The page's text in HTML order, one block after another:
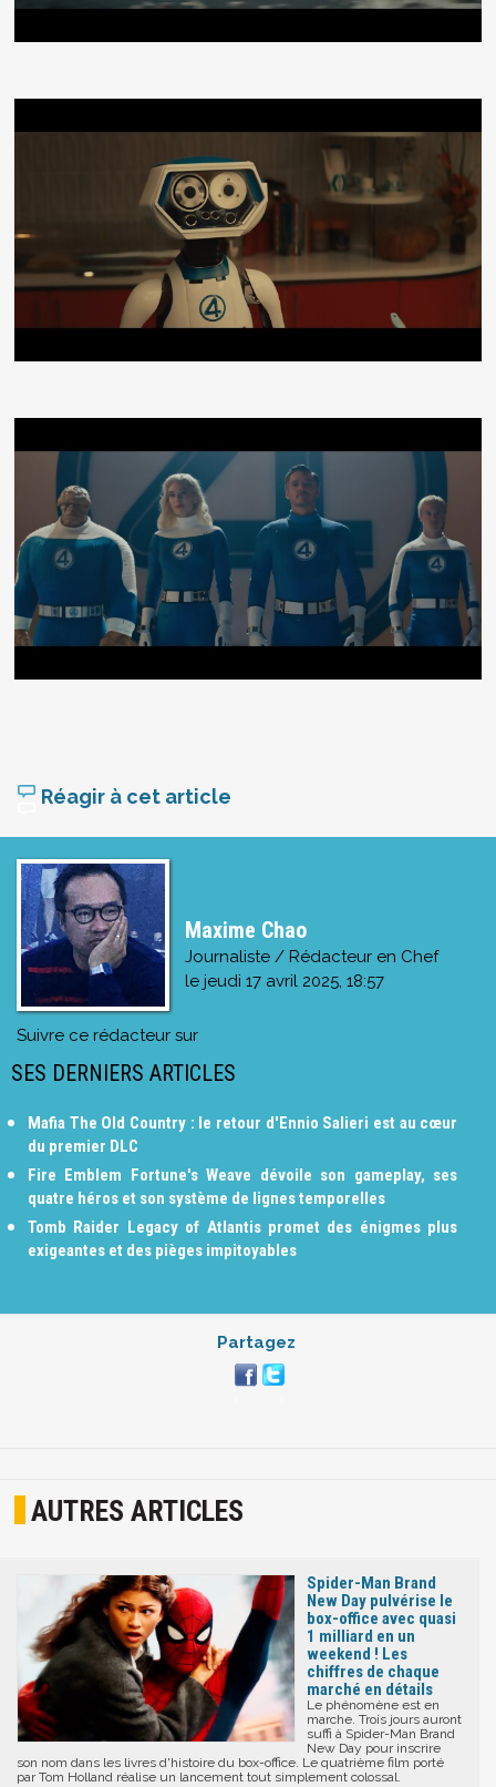
Réagir à cet article
Maxime Chao
Journaliste / Rédacteur en Chef
le jeudi 17 avril 2025, 18:57
Suivre ce rédacteur sur
SES DERNIERS ARTICLES
Mafia The Old Country : le retour d'Ennio Salieri est au cœur
du premier DLC
Fire Emblem Fortune's Weave dévoile son gameplay, ses
quatre héros et son système de lignes temporelles
Tomb Raider Legacy of Atlantis promet des énigmes plus
exigeantes et des pièges impitoyables
Partagez
AUTRES ARTICLES
Spider-Man Brand
New Day pulvérise le
box-office avec quasi
1 milliard en un
weekend ! Les
chiffres de chaque
marché en détails
Le phénomène est en
marche. Trois jours auront
suffi à Spider-Man Brand
New Day pour inscrire
son nom dans les livres d'histoire du box-office. Le quatrième film porté
par Tom Holland réalise un lancement tout simplement colossal.